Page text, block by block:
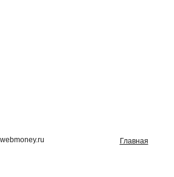
Главная